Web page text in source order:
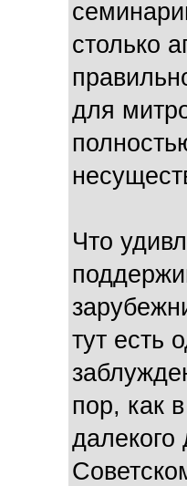
столько
для
Что
тут есть
пор, как
далекого